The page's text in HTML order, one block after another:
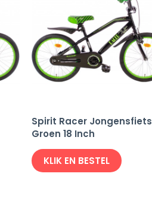
Spirit Racer Jongensfiets
Groen 18 Inch
KLIK EN BESTEL